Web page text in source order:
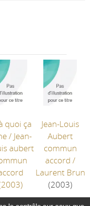
quoi ça
/ Jean-
aubert
Jean-Louis
Aubert
commun
accord /
Laurent Brun
(2003)